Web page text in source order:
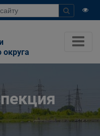
округа